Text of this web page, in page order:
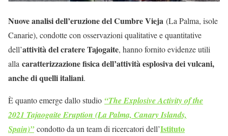
Nuove analisi dell’eruzione del Cumbre Vieja (La Palma, isole
Canarie), condotte con osservazioni qualitative e quantitative
dell’attività del cratere Tajogaite, hanno fornito evidenze utili
alla caratterizzazione fisica dell’attività esplosiva dei vulcani,
anche di quelli italiani.
È quanto emerge dallo studio “The Explosive Activity of the
2021 Tajaogaite Eruption (La Palma, Canary Islands,
Spain)”condotto da un team di ricercatori dell’Istituto